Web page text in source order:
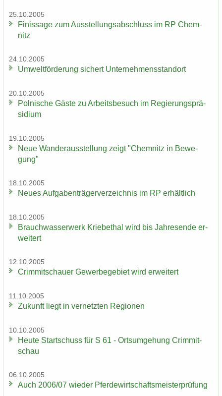
25.10.2005
Fi­nis­sa­ge zum Aus­stel­lungs­ab­schluss im RP Chem­
nitz
24.10.2005
Um­welt­för­de­rung si­chert Un­ter­neh­mens­stand­ort
20.10.2005
Pol­ni­sche Gäste zu Ar­beits­be­such im Re­gie­rungs­prä­
si­di­um
19.10.2005
Neue Wan­der­aus­stel­lung zeigt "Chem­nitz in Be­we­
gung"
18.10.2005
Neues Auf­ga­ben­trä­ger­ver­zeich­nis im RP er­hält­lich
18.10.2005
Brauch­was­ser­werk Krie­be­thal wird bis Jah­res­en­de er­
wei­tert
12.10.2005
Crim­mit­schau­er Ge­wer­be­ge­biet wird er­wei­tert
11.10.2005
Zu­kunft liegt in ver­netz­ten Re­gio­nen
10.10.2005
Heute Start­schuss für S 61 - Orts­um­ge­hung Crim­mit­
schau
06.10.2005
Auch 2006/07 wie­der Pfer­de­wirt­schafts­meis­ter­prü­fung